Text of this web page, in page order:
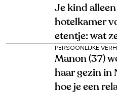
Je kind
hotelkamer
etentje: wat
PERSOONLIJKE
Manon (37)
haar gezin in
hoe je een